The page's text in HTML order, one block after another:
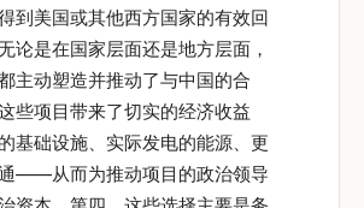
到美国或其他西方国家的有效回
论是在国家层面还是地方层面，
主动塑造并推动了与中国的合
些项目带来了切实的经济收益
础设施、实际发电的能源、更
——从而为推动项目的政治领导